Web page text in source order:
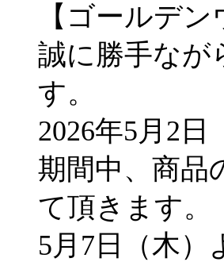
【ゴールデ
誠に勝手なが
す。
2026年5月2
期間中、商品
て頂きます。
5月7日（木